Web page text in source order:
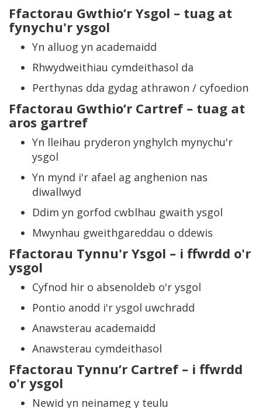
Ffactorau Gwthio’r Ysgol – tuag at
fynychu'r ysgol
Yn alluog yn academaidd
Rhwydweithiau cymdeithasol da
Perthynas dda gydag athrawon / cyfoedion
Ffactorau Gwthio’r Cartref – tuag at
aros gartref
Yn lleihau pryderon ynghylch mynychu'r
ysgol
Yn mynd i'r afael ag anghenion nas
diwallwyd
Ddim yn gorfod cwblhau gwaith ysgol
Mwynhau gweithgareddau o ddewis
Ffactorau Tynnu'r Ysgol – i ffwrdd o'r
ysgol
Cyfnod hir o absenoldeb o'r ysgol
Pontio anodd i'r ysgol uwchradd
Anawsterau academaidd
Anawsterau cymdeithasol
Ffactorau Tynnu’r Cartref – i ffwrdd
o'r ysgol
Newid yn neinameg y teulu